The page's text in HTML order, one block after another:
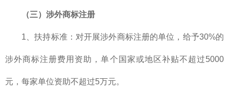
（三）涉外商标注册
1、扶持标准：对开展涉外商标注册的单位，给予30%的
涉外商标注册费用资助，单个国家或地区补贴不超过5000
元，每家单位资助不超过5万元。